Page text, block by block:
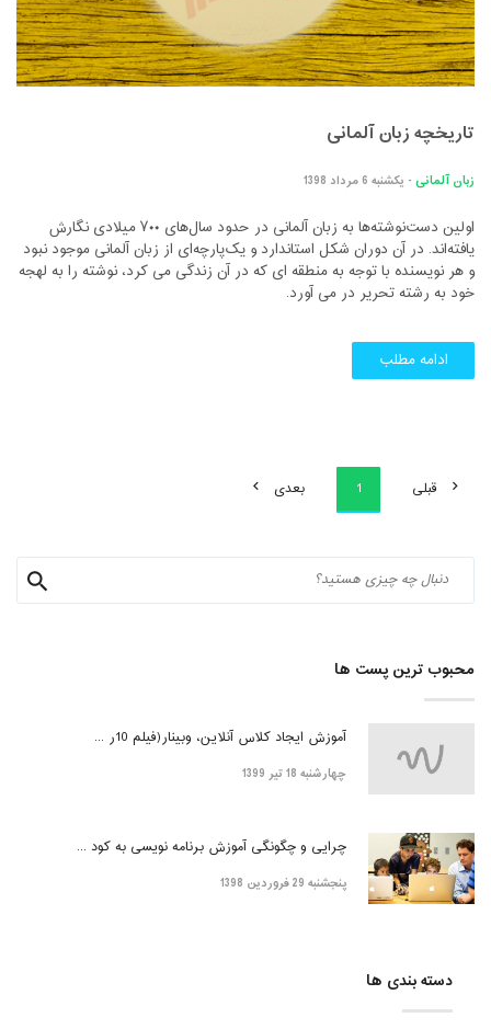
تاریخچه زبان آلمانی
زبان آلمانی- یکشنبه 6 مرداد 1398
اولین دست‌نوشته‌ها به زبان آلمانی در حدود سال‌های ۷۰۰ میلادی نگارش
یافته‌اند. در آن دوران شکل استاندارد و یک‌پارچه‌ای از زبان آلمانی موجود نبود
و هر نویسنده با توجه به منطقه ای که در آن زندگی می کرد، نوشته را به لهجه
خود به رشته تحریر در می آورد.
ادامه مطلب
قبلی 1 بعدی
محبوب ترین پست ها
آموزش ایجاد کلاس آنلاین، وبینار(فیلم 10ر ...
چهارشنبه 18 تیر 1399
چرایی و چگونگی آموزش برنامه نویسی به کود ...
پنجشنبه 29 فروردین 1398
دسته بندی ها